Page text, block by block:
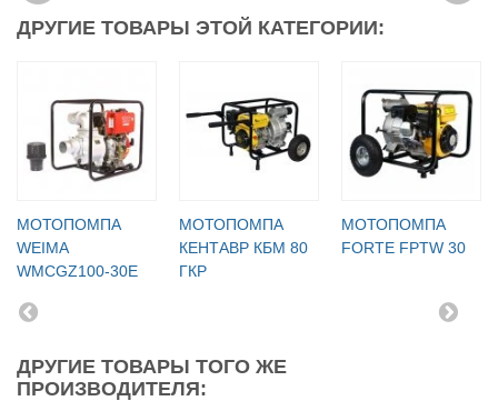
ДРУГИЕ ТОВАРЫ ЭТОЙ КАТЕГОРИИ:
МОТОПОМПА
WEIMA
WMCGZ100-30E
МОТОПОМПА
КЕНТАВР КБМ 80
ГКР
МОТОПОМПА
FORTE FPTW 30
ДРУГИЕ ТОВАРЫ ТОГО ЖЕ
ПРОИЗВОДИТЕЛЯ: